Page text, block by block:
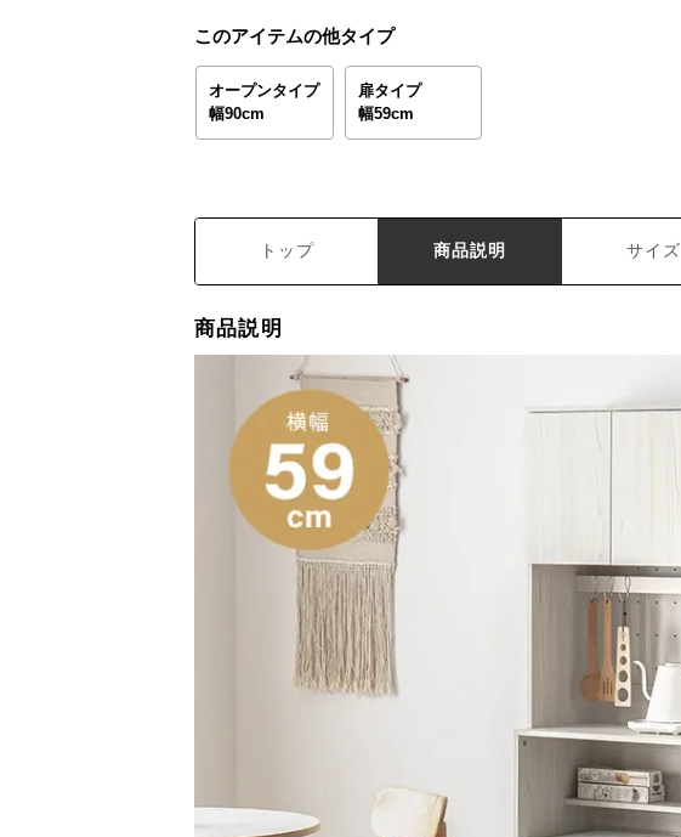
このアイテムの他タイプ
オープンタイプ
幅90cm
扉タイプ
幅59cm
トップ 商品説明 サイズ
商品説明